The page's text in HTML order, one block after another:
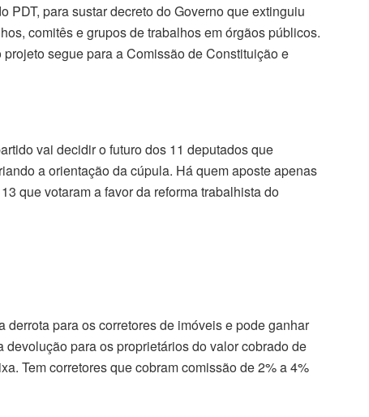
para sustar decreto do Governo que extinguiu
comitês e grupos de trabalhos em órgãos públicos.
segue para a Comissão de Constituição e
vai decidir o futuro dos 11 deputados que
a orientação da cúpula. Há quem aposte apenas
que votaram a favor da reforma trabalhista do
para os corretores de imóveis e pode ganhar
para os proprietários do valor cobrado de
Tem corretores que cobram comissão de 2% a 4%